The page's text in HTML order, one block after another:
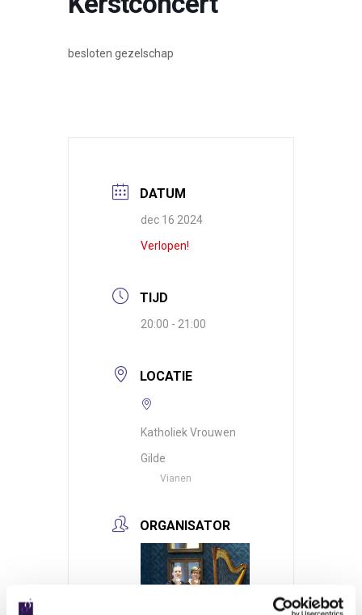
besloten gezelschap
DATUM
dec 16 2024
Verlopen!
TIJD
20:00 - 21:00
LOCATIE
Katholiek Vrouwen
Gilde
Vianen
ORGANISATOR